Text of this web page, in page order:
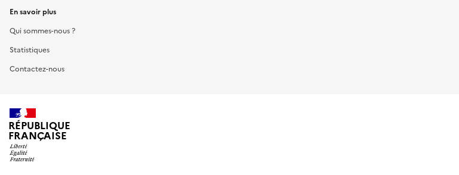
En savoir plus
Qui sommes-nous ?
Statistiques
Contactez-nous
RÉPUBLIQUE
FRANÇAISE